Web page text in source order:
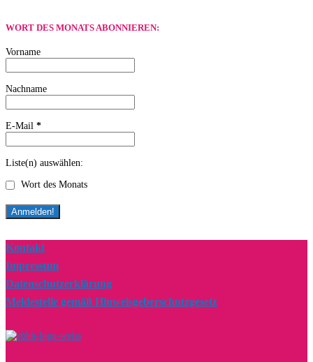
WORT DES MONATS ABONNIEREN:
Vorname
Nachname
E-Mail *
Liste(n) auswählen:
Wort des Monats
Kontakt
Impressum
Datenschutzerklärung
Meldestelle gemäß Hinweisgeberschutzgesetz